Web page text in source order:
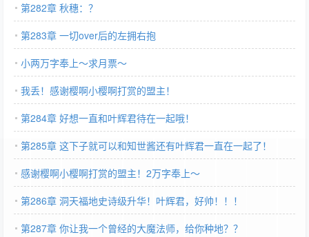
第282章 秋穗：？
第283章 一切over后的左拥右抱
小两万字奉上～求月票～
我丢！感谢樱啊小樱啊打赏的盟主！
第284章 好想一直和叶辉君待在一起哦！
第285章 这下子就可以和知世酱还有叶辉君一直在一起了！
感谢樱啊小樱啊打赏的盟主！2万字奉上～
第286章 洞天福地史诗级升华！叶辉君，好帅！！！
第287章 你让我一个曾经的大魔法师，给你种地？？